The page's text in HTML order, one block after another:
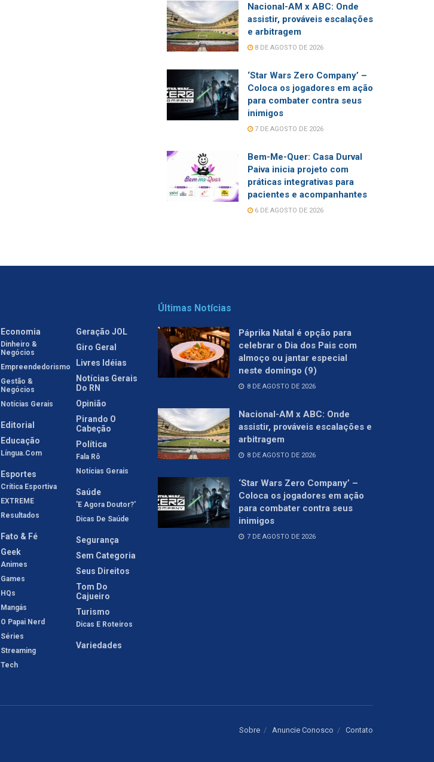
Nacional-AM x ABC: Onde
assistir, prováveis escalações
e arbitragem
8 DE AGOSTO DE 2026
‘Star Wars Zero Company’ –
Coloca os jogadores em ação
para combater contra seus
inimigos
7 DE AGOSTO DE 2026
Bem-Me-Quer: Casa Durval
Paiva inicia projeto com
práticas integrativas para
pacientes e acompanhantes
6 DE AGOSTO DE 2026
Economia
Dinheiro &
Negócios
Empreendedorismo
Gestão &
Negócios
Notícias Gerais
Editorial
Educação
Língua.com
Esportes
Crítica Esportiva
EXTREME
Resultados
Fato & Fé
Geek
Animes
Games
HQs
Mangás
O Papai Nerd
Séries
Streaming
Tech
Geração JOL
Giro Geral
Livres Idéias
Notícias Gerais
Do RN
Opinião
Pirando O
Cabeção
Política
Fala Rô
Notícias Gerais
Saúde
'E Agora Doutor?'
Dicas De Saúde
Segurança
Sem Categoria
Seus Direitos
Tom Do
Cajueiro
Turismo
Dicas E Roteiros
Variedades
Últimas Notícias
Páprika Natal é opção para
celebrar o Dia dos Pais com
almoço ou jantar especial
neste domingo (9)
8 DE AGOSTO DE 2026
Nacional-AM x ABC: Onde
assistir, prováveis escalações e
arbitragem
8 DE AGOSTO DE 2026
‘Star Wars Zero Company’ –
Coloca os jogadores em ação
para combater contra seus
inimigos
7 DE AGOSTO DE 2026
Sobre Anuncie Conosco Contato